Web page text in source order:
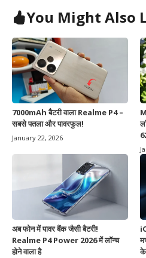
You Might Also
7000mAh बैटरी वाला Realme P4 –
सबसे पतला और पावरफुल!
January 22, 2026
अब फोन में पावर बैंक जैसी बैटरी!
Realme P4 Power 2026 में लॉन्च
होने वाला है
के